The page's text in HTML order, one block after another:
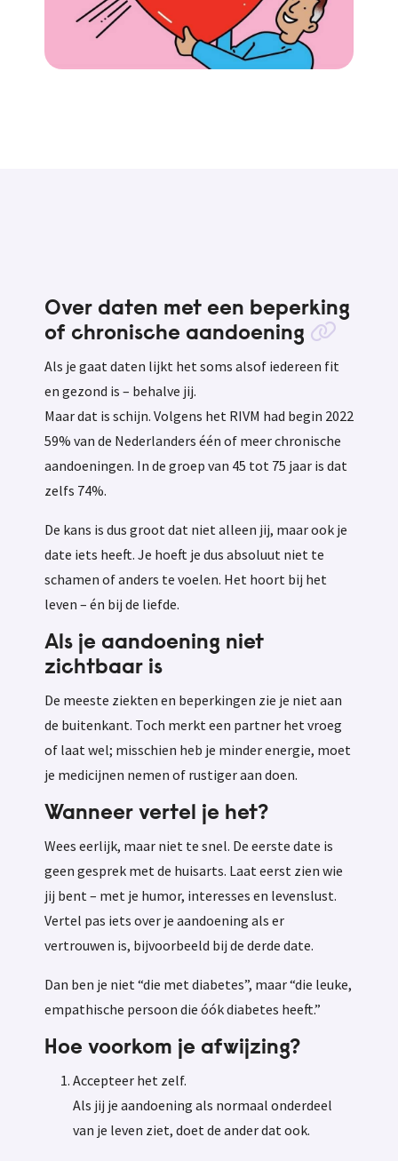
Over daten met een beperking
of chronische aandoening
Als je gaat daten lijkt het soms alsof iedereen fit
en gezond is – behalve jij.
Maar dat is schijn. Volgens het RIVM had begin 2022
59% van de Nederlanders één of meer chronische
aandoeningen. In de groep van 45 tot 75 jaar is dat
zelfs 74%.
De kans is dus groot dat niet alleen jij, maar ook je
date iets heeft. Je hoeft je dus absoluut niet te
schamen of anders te voelen. Het hoort bij het
leven – én bij de liefde.
Als je aandoening niet
zichtbaar is
De meeste ziekten en beperkingen zie je niet aan
de buitenkant. Toch merkt een partner het vroeg
of laat wel; misschien heb je minder energie, moet
je medicijnen nemen of rustiger aan doen.
Wanneer vertel je het?
Wees eerlijk, maar niet te snel. De eerste date is
geen gesprek met de huisarts. Laat eerst zien wie
jij bent – met je humor, interesses en levenslust.
Vertel pas iets over je aandoening als er
vertrouwen is, bijvoorbeeld bij de derde date.
Dan ben je niet “die met diabetes”, maar “die leuke,
empathische persoon die óók diabetes heeft.”
Hoe voorkom je afwijzing?
Accepteer het zelf.
Als jij je aandoening als normaal onderdeel
van je leven ziet, doet de ander dat ook.